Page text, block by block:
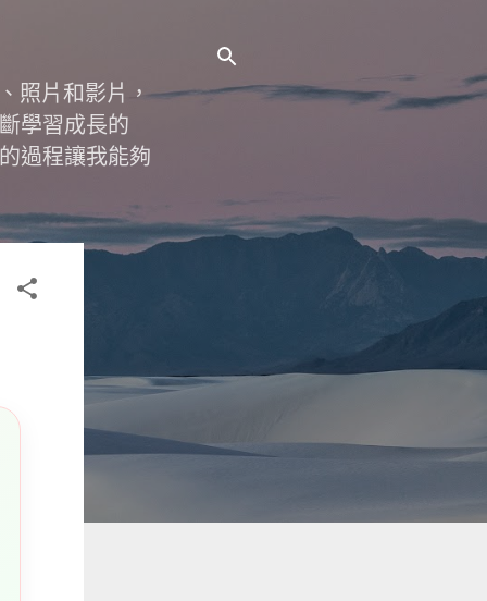
照片和影片，
學習成長的
過程讓我能夠